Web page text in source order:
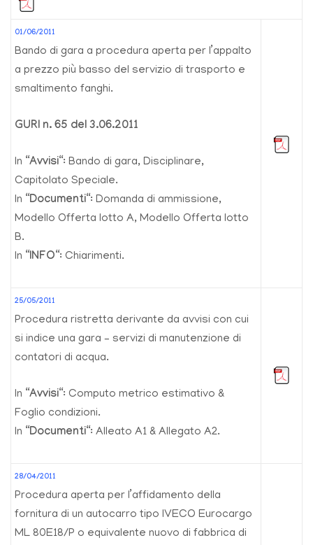
01/06/2011
Bando di gara a procedura aperta per l’appalto
a prezzo più basso del servizio di trasporto e
smaltimento fanghi.
GURI n. 65 del 3.06.2011
In “Avvisi“: Bando di gara, Disciplinare,
Capitolato Speciale.
In “Documenti“: Domanda di ammissione,
Modello Offerta lotto A, Modello Offerta lotto
B.
In “INFO“: Chiarimenti.
25/05/2011
Procedura ristretta derivante da avvisi con cui
si indice una gara – servizi di manutenzione di
contatori di acqua.
In “Avvisi“: Computo metrico estimativo &
Foglio condizioni.
In “Documenti“: Alleato A1 & Allegato A2.
28/04/2011
Procedura aperta per l’affidamento della
fornitura di un autocarro tipo IVECO Eurocargo
ML 80E18/P o equivalente nuovo di fabbrica di